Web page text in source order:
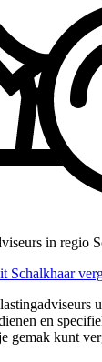
in regio
Schalkhaar
en
gemak kunt